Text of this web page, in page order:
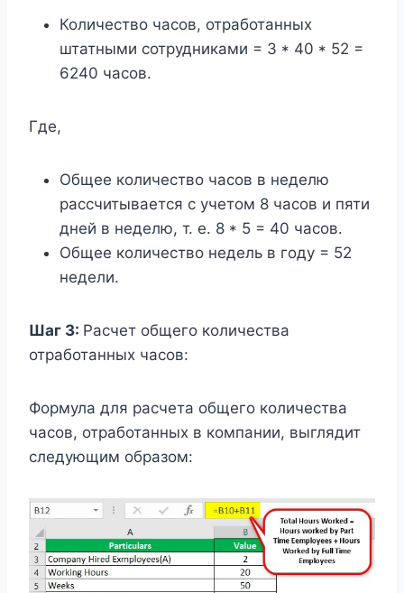
Количество часов, отработанных
штатными сотрудниками = 3 * 40 * 52 =
6240 часов.
Где,
Общее количество часов в неделю
рассчитывается с учетом 8 часов и пяти
дней в неделю, т. е. 8 * 5 = 40 часов.
Общее количество недель в году = 52
недели.
Шаг 3: Расчет общего количества
отработанных часов:
Формула для расчета общего количества
часов, отработанных в компании, выглядит
следующим образом: